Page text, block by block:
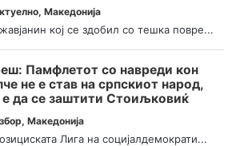
, Македонија
кој се здобил со тешка повре...
Памфлетот со навреди кон
не е став на српскиот народ,
е да се заштити Стоиљковиќ
, Македонија
Лига на социјалдемократи...